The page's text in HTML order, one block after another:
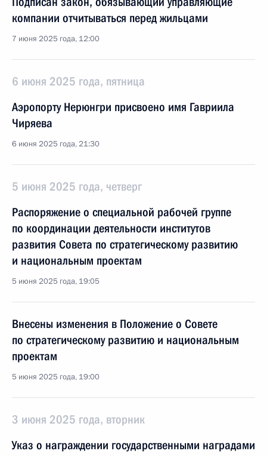
компании отчитываться перед жильцами
7 июня 2025 года, 12:00
6 июня 2025 года, пятница
Аэропорту Нерюнгри присвоено имя Гавриила
Чиряева
6 июня 2025 года, 21:30
5 июня 2025 года, четверг
Распоряжение о специальной рабочей группе
по координации деятельности институтов
развития Совета по стратегическому развитию
и национальным проектам
5 июня 2025 года, 19:05
Внесены изменения в Положение о Совете
по стратегическому развитию и национальным
проектам
5 июня 2025 года, 19:00
3 июня 2025 года, вторник
Указ о награждении государственными наградами